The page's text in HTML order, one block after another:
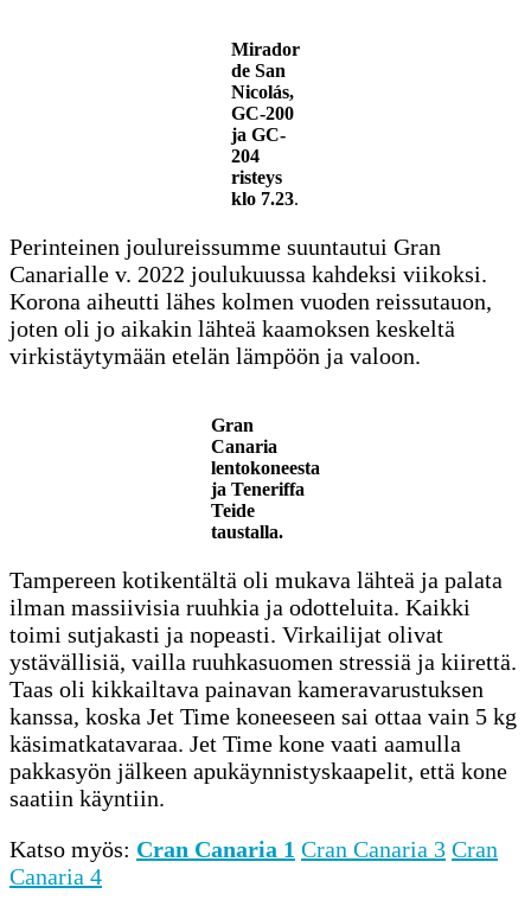
Mirador
de San
Nicolás,
GC-200
ja GC-
204
risteys
klo 7.23.
Perinteinen joulureissumme suuntautui Gran
Canarialle v. 2022 joulukuussa kahdeksi viikoksi.
Korona aiheutti lähes kolmen vuoden reissutauon,
joten oli jo aikakin lähteä kaamoksen keskeltä
virkistäytymään etelän lämpöön ja valoon.
Gran
Canaria
lentokoneesta
ja Teneriffa
Teide
taustalla.
Tampereen kotikentältä oli mukava lähteä ja palata
ilman massiivisia ruuhkia ja odotteluita. Kaikki
toimi sutjakasti ja nopeasti. Virkailijat olivat
ystävällisiä, vailla ruuhkasuomen stressiä ja kiirettä.
Taas oli kikkailtava painavan kameravarustuksen
kanssa, koska Jet Time koneeseen sai ottaa vain 5 kg
käsimatkatavaraa. Jet Time kone vaati aamulla
pakkasyön jälkeen apukäynnistyskaapelit, että kone
saatiin käyntiin.
Katso myös: Cran Canaria 1 Cran Canaria 3 Cran
Canaria 4